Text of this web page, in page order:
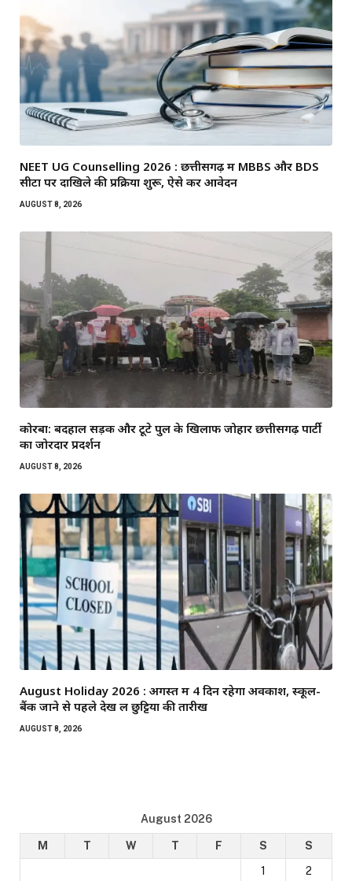
NEET UG Counselling 2026 : छत्तीसगढ़ में MBBS और BDS
सीटों पर दाखिले की प्रक्रिया शुरू, ऐसे करें आवेदन
AUGUST 8, 2026
कोरबा: बदहाल सड़क और टूटे पुल के खिलाफ जोहार छत्तीसगढ़ पार्टी
का जोरदार प्रदर्शन
AUGUST 8, 2026
August Holiday 2026 : अगस्त में 4 दिन रहेगा अवकाश, स्कूल-
बैंक जाने से पहले देख लें छुट्टियों की तारीखें
AUGUST 8, 2026
August 2026
M T W T F S
S
1
2